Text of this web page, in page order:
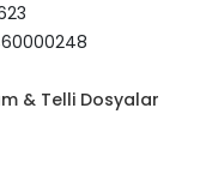
& Telli Dosyalar